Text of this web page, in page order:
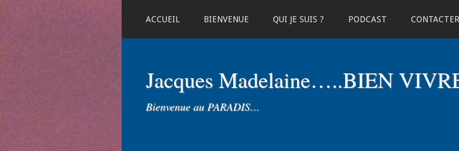
ACCUEIL BIENVENUE QUI JE SUIS ? PODCAST
Jacques Madelaine…..BIEN
Bienvenue au PARADIS…